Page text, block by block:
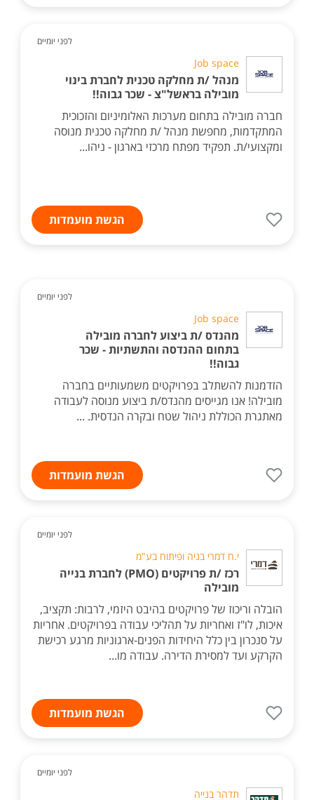
לפני יומיים
Job space
מנהל /ת מחלקה טכנית לחברת בינוי
מובילה בראשל"צ - שכר גבוה!!
חברה מובילה בתחום מערכות האלומיניום והזכוכית
המתקדמות, מחפשת מנהל /ת מחלקה טכנית מנוסה
ומקצועי/ת. תפקיד מפתח מרכזי בארגון - ניהו...
הגשת מועמדות
לפני יומיים
Job space
מהנדס /ת ביצוע לחברה מובילה
בתחום ההנדסה והתשתיות - שכר
גבוה!!
הזדמנות להשתלב בפרויקטים משמעותיים בחברה
מובילה! אנו מגייסים מהנדס/ת ביצוע מנוסה לעבודה
מאתגרת הכוללת ניהול שטח ובקרה הנדסית. ...
הגשת מועמדות
לפני יומיים
י.ח דמרי בניה ופיתוח בע"מ
רכז /ת פרויקטים (PMO) לחברת בנייה
מובילה
הובלה וריכוז של פרויקטים בהיבט היזמי, לרבות: תקציב,
איכות, לו"ז ואחריות על תהליכי עבודה בפרויקטים. אחריות
על סנכרון בין כלל היחידות הפנים-ארגוניות מרגע רכישת
הקרקע ועד למסירת הדירה. עבודה מו...
הגשת מועמדות
לפני יומיים
תדהר בנייה